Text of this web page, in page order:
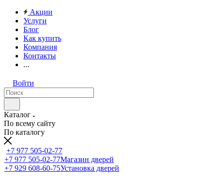
Акции
Услуги
Блог
Как купить
Компания
Контакты
...
Войти
Каталог
По всему сайту
По каталогу
+7 977 505-02-77
+7 977 505-02-77Магазин дверей
+7 929 608-60-75Установка дверей